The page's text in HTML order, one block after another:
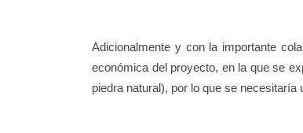
Adicionalmente y con la importante
económica del proyecto, en la que se
piedra natural), por lo que se